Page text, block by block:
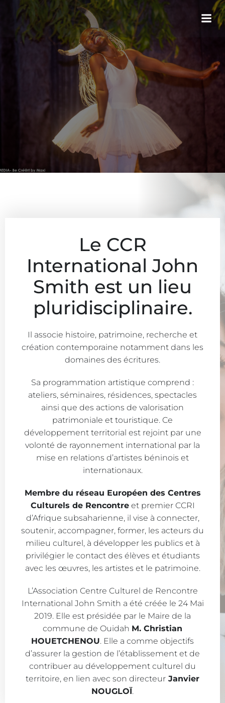
Le CCR
International John
Smith est un lieu
pluridisciplinaire.
Il associe histoire, patrimoine, recherche et
création contemporaine notamment dans les
domaines des écritures.
Sa programmation artistique comprend :
ateliers, séminaires, résidences, spectacles
ainsi que des actions de valorisation
patrimoniale et touristique. Ce
développement territorial est rejoint par une
volonté de rayonnement international par la
mise en relations d’artistes béninois et
internationaux.
Membre du réseau Européen des Centres
Culturels de Rencontreet premier CCRI
d’Afrique subsaharienne, il vise à connecter,
soutenir, accompagner, former, les acteurs du
milieu culturel, à développer les publics et à
privilégier le contact des élèves et étudiants
avec les œuvres, les artistes et le patrimoine.
L’Association Centre Culturel de Rencontre
International John Smith a été créée le 24 Mai
2019. Elle est présidée par le Maire de la
commune de Ouidah M. Christian
HOUETCHENOU. Elle a comme objectifs
d’assurer la gestion de l’établissement et de
contribuer au développement culturel du
territoire, en lien avec son directeur Janvier
NOUGLOÏ.